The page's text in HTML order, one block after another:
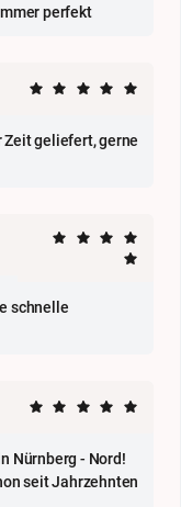
perfekt
geliefert, gerne
schnelle
Nürnberg - Nord!
seit Jahrzehnten